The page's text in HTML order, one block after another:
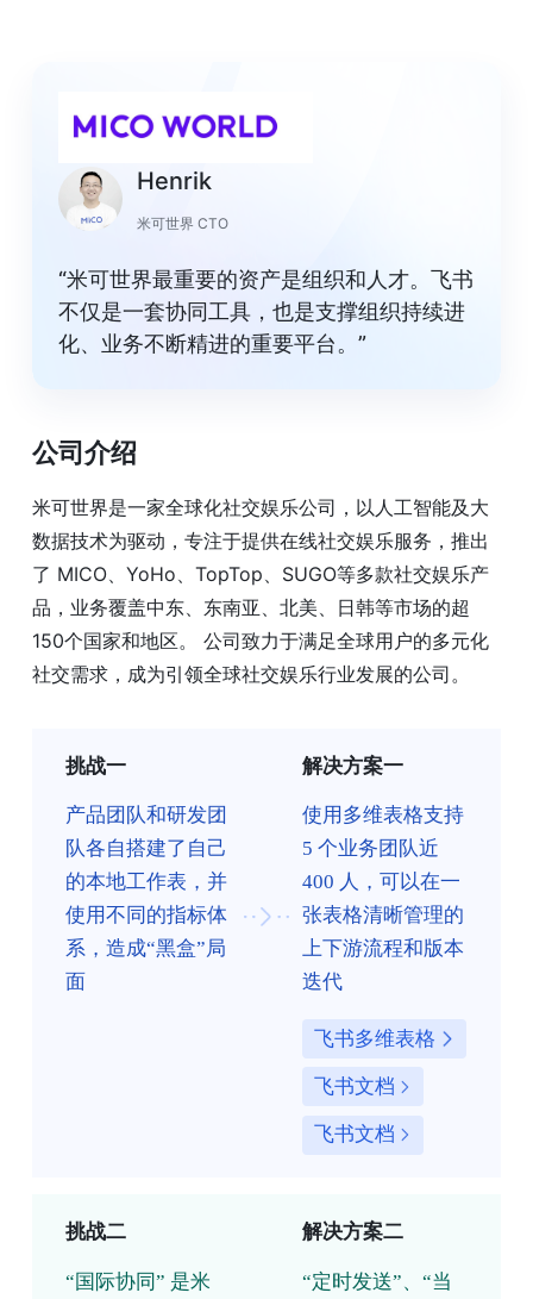
Henrik
米可世界 CTO
“米可世界最重要的资产是组织和人才。飞书
不仅是一套协同工具，也是支撑组织持续进
化、业务不断精进的重要平台。”
公司介绍
米可世界是一家全球化社交娱乐公司，以人工智能及大
数据技术为驱动，专注于提供在线社交娱乐服务，推出
了 MICO、YoHo、TopTop、SUGO等多款社交娱乐产
品，业务覆盖中东、东南亚、北美、日韩等市场的超
150个国家和地区。 公司致力于满足全球用户的多元化
社交需求，成为引领全球社交娱乐行业发展的公司。
挑战一
产品团队和研发团
队各自搭建了自己
的本地工作表，并
使用不同的指标体
系，造成“黑盒”局
面
解决方案一
使用多维表格支持
5 个业务团队近
400 人，可以在一
张表格清晰管理的
上下游流程和版本
迭代
飞书多维表格
飞书文档
飞书文档
挑战二
“国际协同” 是米
解决方案二
“定时发送”、“当